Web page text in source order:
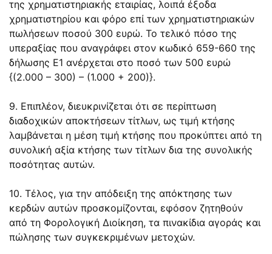
της χρηματιστηριακής εταιρίας, λοιπά έξοδα
χρηματιστηρίου και φόρο επί των χρηματιστηριακών
πωλήσεων ποσού 300 ευρώ. Το τελικό πόσο της
υπεραξίας που αναγράφει στον κωδικό 659-660 της
δήλωσης Ε1 ανέρχεται στο ποσό των 500 ευρώ
{(2.000 – 300) – (1.000 + 200)}.
9. Επιπλέον, διευκρινίζεται ότι σε περίπτωση
διαδοχικών αποκτήσεων τίτλων, ως τιμή κτήσης
λαμβάνεται η μέση τιμή κτήσης που προκύπτει από τη
συνολική αξία κτήσης των τίτλων δια της συνολικής
ποσότητας αυτών.
10. Τέλος, για την απόδειξη της απόκτησης των
κερδών αυτών προσκομίζονται, εφόσον ζητηθούν
από τη Φορολογική Διοίκηση, τα πινακίδια αγοράς και
πώλησης των συγκεκριμένων μετοχών.